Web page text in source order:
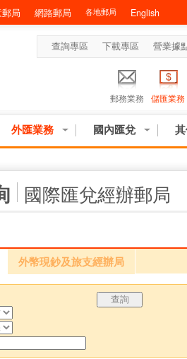
局 網路郵局 各地郵局 English
查詢專區 下載專區 營業據
郵務業務 儲匯業務
外匯業務 國內匯兌
國際匯兌經辦郵局
外幣現鈔及旅支經辦局